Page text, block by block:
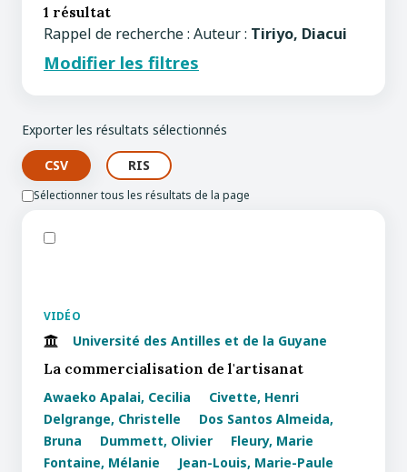
1 résultat
Rappel de recherche : Auteur : Tiriyo, Diacui
Modifier les filtres
Exporter les résultats sélectionnés
Sélectionner tous les résultats de la page
VIDÉO
Université des Antilles et de la Guyane
La commercialisation de l'artisanat
Awaeko Apalai, Cecilia
Civette, Henri
Delgrange, Christelle
Dos Santos Almeida,
Bruna
Dummett, Olivier
Fleury, Marie
Fontaine, Mélanie
Jean-Louis, Marie-Paule